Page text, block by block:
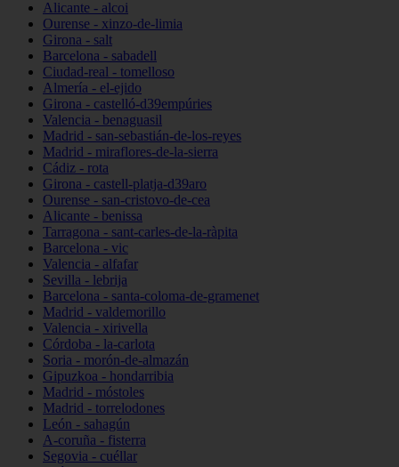
Alicante - alcoi
Ourense - xinzo-de-limia
Girona - salt
Barcelona - sabadell
Ciudad-real - tomelloso
Almería - el-ejido
Girona - castelló-d39empúries
Valencia - benaguasil
Madrid - san-sebastián-de-los-reyes
Madrid - miraflores-de-la-sierra
Cádiz - rota
Girona - castell-platja-d39aro
Ourense - san-cristovo-de-cea
Alicante - benissa
Tarragona - sant-carles-de-la-ràpita
Barcelona - vic
Valencia - alfafar
Sevilla - lebrija
Barcelona - santa-coloma-de-gramenet
Madrid - valdemorillo
Valencia - xirivella
Córdoba - la-carlota
Soria - morón-de-almazán
Gipuzkoa - hondarribia
Madrid - móstoles
Madrid - torrelodones
León - sahagún
A-coruña - fisterra
Segovia - cuéllar